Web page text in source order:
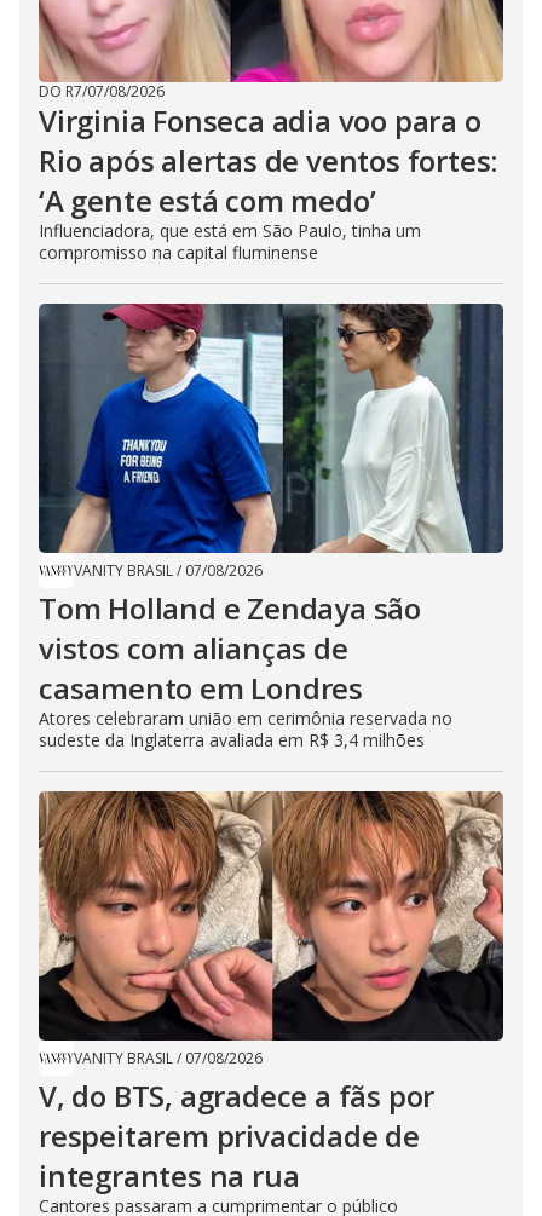
DO R7/07/08/2026
Virginia Fonseca adia voo para o
Rio após alertas de ventos fortes:
‘A gente está com medo’
Influenciadora, que está em São Paulo, tinha um
compromisso na capital fluminense
VANITY BRASIL/ 07/08/2026
Tom Holland e Zendaya são
vistos com alianças de
casamento em Londres
Atores celebraram união em cerimônia reservada no
sudeste da Inglaterra avaliada em R$ 3,4 milhões
VANITY BRASIL/ 07/08/2026
V, do BTS, agradece a fãs por
respeitarem privacidade de
integrantes na rua
Cantores passaram a cumprimentar o público